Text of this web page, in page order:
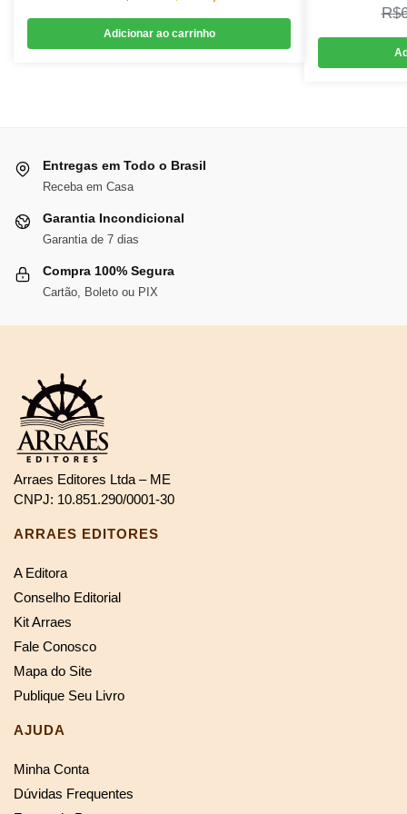
preço
original
preço
atual
Adicionar ao carrinho
R$
Entregas em Todo o Brasil
Receba em Casa
Garantia Incondicional
Garantia de 7 dias
Compra 100% Segura
Cartão, Boleto ou PIX
Arraes Editores Ltda – ME
CNPJ: 10.851.290/0001-30
ARRAES EDITORES
A Editora
Conselho Editorial
Kit Arraes
Fale Conosco
Mapa do Site
Publique Seu Livro
AJUDA
Minha Conta
Dúvidas Frequentes